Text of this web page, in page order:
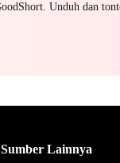
Unduh dan
Sumber Lainnya